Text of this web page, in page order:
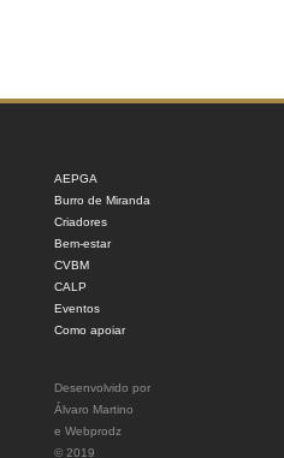
AEPGA
Burro de Miranda
Criadores
Bem-estar
CVBM
CALP
Eventos
Como apoiar
Desenvolvido por
Álvaro Martino
e Webprodz
© 2019